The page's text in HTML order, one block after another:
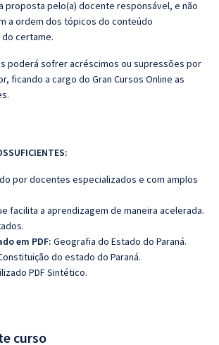
proposta pelo(a) docente responsável, e não
a ordem dos tópicos do conteúdo
certame.
poderá sofrer acréscimos ou supressões por
ficando a cargo do Gran Cursos Online as
por docentes especializados e com amplos
facilita a aprendizagem de maneira acelerada.
em PDF: Geografia do Estado do Paraná.
do estado do Paraná.
PDF Sintético.
curso